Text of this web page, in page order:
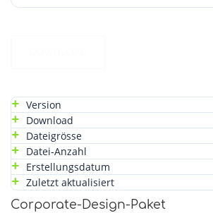
Version
Download
Dateigrösse
Datei-Anzahl
Erstellungsdatum
Zuletzt aktualisiert
Corporate-Design-Paket